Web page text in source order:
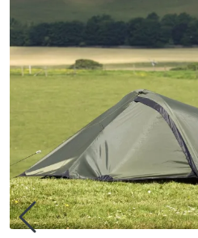
Feltutstyr
Beskyttelsesutstyr
Bagger og sekker
Outlet
Kampanjer